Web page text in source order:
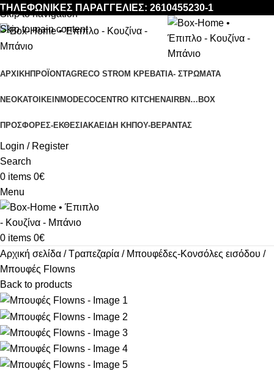
Skip to navigation
Skip to main content
ΤΗΛΕΦΩΝΙΚΕΣ ΠΑΡΑΓΓΕΛΙΕΣ: 2610455230-1
ΑΡΧΙΚΉ ΠΡΟΪΌΝΤΑGRECO STROM ΚΡΕΒΑΤΙΑ- ΣΤΡΩΜΑΤΑ
ΝΕΟΚΑΤΟΙΚΕΙΝ MODECOCENTRO KITCHENAIRBN…BOX
ΠΡΟΣΦΟΡΈΣ-ΕΚΘΕΣΙΑΚΆΕΊΔΗ ΚΉΠΟΥ-ΒΕΡΆΝΤΑΣ
Login / Register
Search
0 items 0€
Menu
0 items 0€
Αρχική σελίδα
Τραπεζαρία
Μπουφέδες-Κονσόλες εισόδου
Μπουφές Flowns
Back to products
-10%
-15%